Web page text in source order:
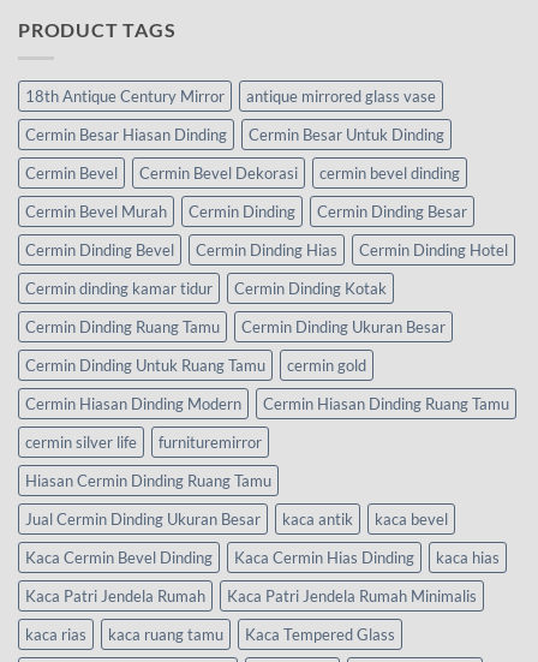
PRODUCT TAGS
18th Antique Century Mirror
antique mirrored glass vase
Cermin Besar Hiasan Dinding
Cermin Besar Untuk Dinding
Cermin Bevel
Cermin Bevel Dekorasi
cermin bevel dinding
Cermin Bevel Murah
Cermin Dinding
Cermin Dinding Besar
Cermin Dinding Bevel
Cermin Dinding Hias
Cermin Dinding Hotel
Cermin dinding kamar tidur
Cermin Dinding Kotak
Cermin Dinding Ruang Tamu
Cermin Dinding Ukuran Besar
Cermin Dinding Untuk Ruang Tamu
cermin gold
Cermin Hiasan Dinding Modern
Cermin Hiasan Dinding Ruang Tamu
cermin silver life
furnituremirror
Hiasan Cermin Dinding Ruang Tamu
Jual Cermin Dinding Ukuran Besar
kaca antik
kaca bevel
Kaca Cermin Bevel Dinding
Kaca Cermin Hias Dinding
kaca hias
Kaca Patri Jendela Rumah
Kaca Patri Jendela Rumah Minimalis
kaca rias
kaca ruang tamu
Kaca Tempered Glass